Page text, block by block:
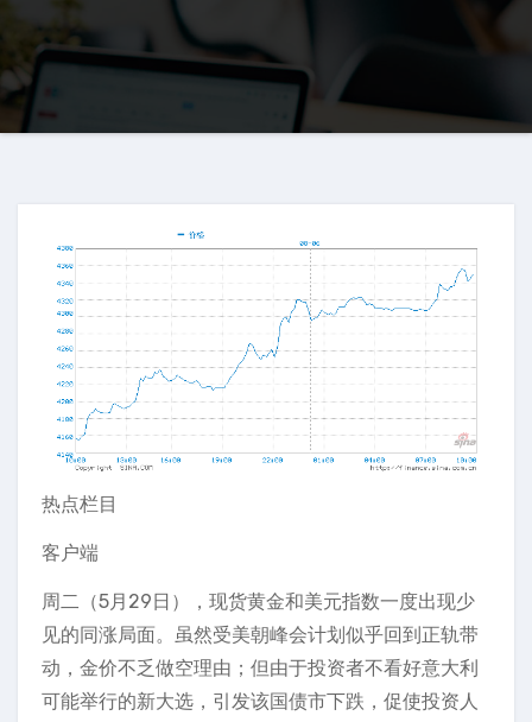
热点栏目
客户端
周二（5月29日），现货黄金和美元指数一度出现少
见的同涨局面。虽然受美朝峰会计划似乎回到正轨带
动，金价不乏做空理由；但由于投资者不看好意大利
可能举行的新大选，引发该国债市下跌，促使投资人